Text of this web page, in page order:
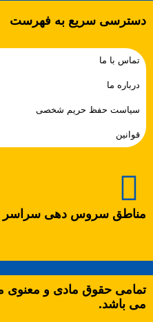
دسترسی سریع به فهرست
تماس با ما
درباره ما
سیاست حفظ حریم شخصی
قوانین
مناطق سروس دهی سراسر
تمامی حقوق مادی و معنوی
می باشد.